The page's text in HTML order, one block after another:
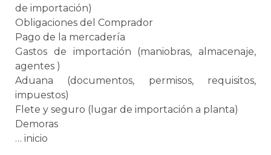
de importación)
Obligaciones del Comprador
Pago de la mercadería
Gastos de importación (maniobras, almacenaje,
agentes )
Aduana (documentos, permisos, requisitos,
impuestos)
Flete y seguro (lugar de importación a planta)
Demoras
… inicio